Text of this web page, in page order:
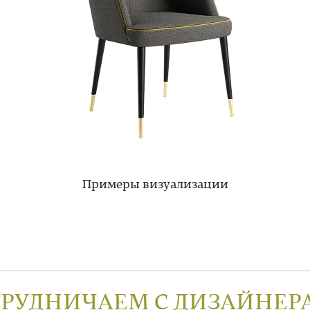
Примеры визуализации
С